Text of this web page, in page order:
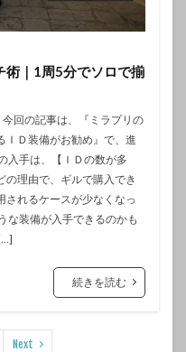
術｜1周5分でソロで揃
回の記事は、『ミラプリの
ＩＤ装備がお勧め』で、進
入手は、【ＩＤの数が多
の理由で、ギルで購入でき
されるケースが少なくなっ
な装備が入手できるのかも
続きを読む
Next